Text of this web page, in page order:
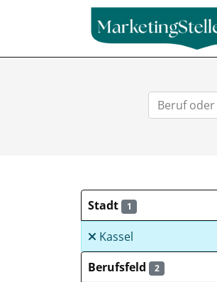
Stadt 1
Kassel
Berufsfeld
2